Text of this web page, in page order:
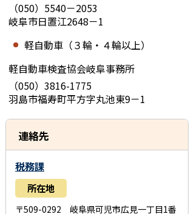
（050）5540－2053
岐阜市日置江2648－1
軽自動車（３輪・４輪以上）
軽自動車検査協会岐阜事務所
（050）3816-1775
羽島市福寿町平方字丸池東9－1
連絡先
税務課
所在地
〒509-0292 岐阜県可児市広見一丁目1番